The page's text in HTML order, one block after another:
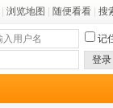
浏览地图 随便看看 搜
记
登录